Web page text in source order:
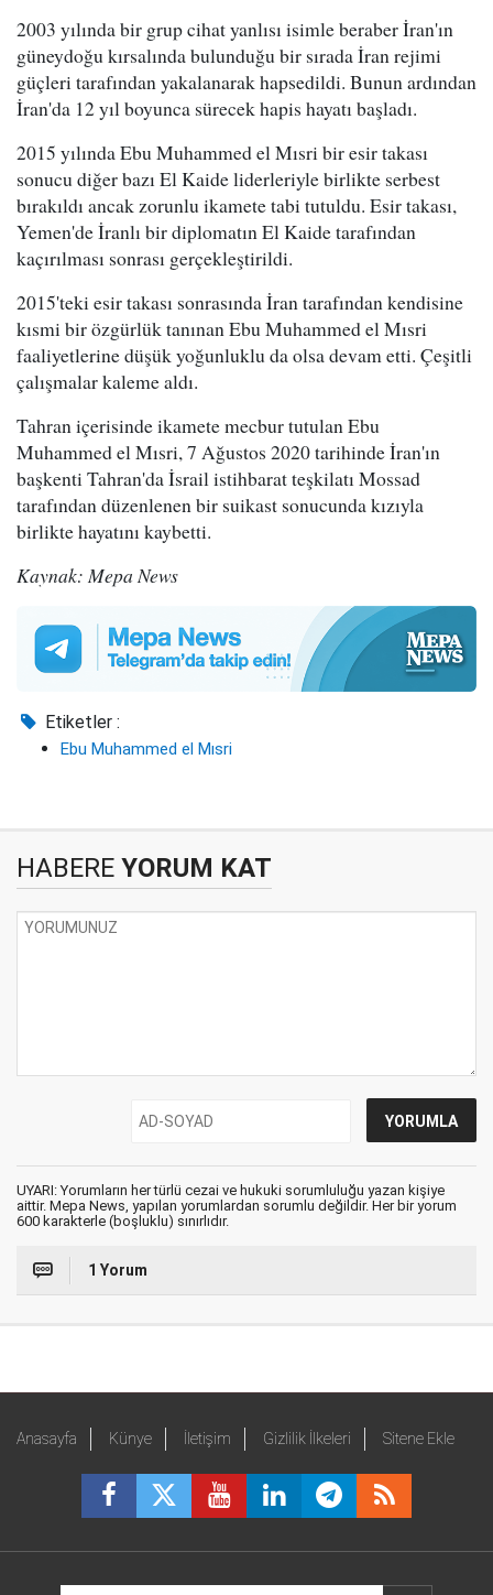
2003 yılında bir grup cihat yanlısı isimle beraber İran'ın
güneydoğu kırsalında bulunduğu bir sırada İran rejimi
güçleri tarafından yakalanarak hapsedildi. Bunun ardından
İran'da 12 yıl boyunca sürecek hapis hayatı başladı.
2015 yılında Ebu Muhammed el Mısri bir esir takası
sonucu diğer bazı El Kaide liderleriyle birlikte serbest
bırakıldı ancak zorunlu ikamete tabi tutuldu. Esir takası,
Yemen'de İranlı bir diplomatın El Kaide tarafından
kaçırılması sonrası gerçekleştirildi.
2015'teki esir takası sonrasında İran tarafından kendisine
kısmi bir özgürlük tanınan Ebu Muhammed el Mısri
faaliyetlerine düşük yoğunluklu da olsa devam etti. Çeşitli
çalışmalar kaleme aldı.
Tahran içerisinde ikamete mecbur tutulan Ebu
Muhammed el Mısri, 7 Ağustos 2020 tarihinde İran'ın
başkenti Tahran'da İsrail istihbarat teşkilatı Mossad
tarafından düzenlenen bir suikast sonucunda kızıyla
birlikte hayatını kaybetti.
Kaynak: Mepa News
Etiketler :
Ebu Muhammed el Mısri
HABERE YORUM KAT
UYARI: Yorumların her türlü cezai ve hukuki sorumluluğu yazan kişiye
aittir. Mepa News, yapılan yorumlardan sorumlu değildir. Her bir yorum
600 karakterle (boşluklu) sınırlıdır.
1 Yorum
Anasayfa Künye İletişim Gizlilik İlkeleri Sitene Ekle